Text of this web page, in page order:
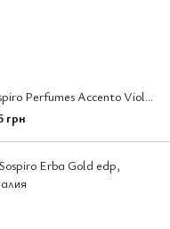
грн